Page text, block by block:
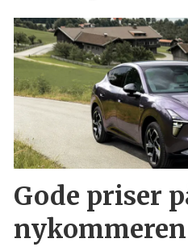
Gode priser
nykommeren